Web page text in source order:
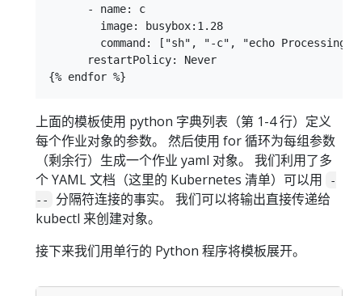
      - name: c
        image: busybox:1.28
command: ["sh", "-c", "echo Processing
      restartPolicy: Never
上面的模板使用 python 字典列表（第 1-4 行）定义
每个作业对象的参数。 然后使用 for 循环为每组参数
（剩余行）生成一个作业 yaml 对象。 我们利用了多
个 YAML 文档（这里的 Kubernetes 清单）可以用
-
--
分隔符连接的事实。 我们可以将输出直接传递给
kubectl 来创建对象。
接下来我们用单行的 Python 程序将模板展开。